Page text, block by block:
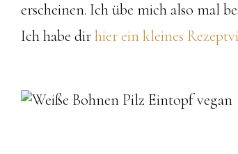
erscheinen. Ich übe mich also mal
Ich habe dirhier ein kleines